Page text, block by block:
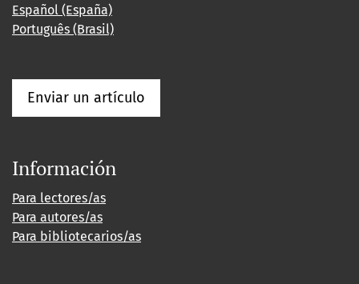
Español (España)
Português (Brasil)
Enviar un artículo
Información
Para lectores/as
Para autores/as
Para bibliotecarios/as